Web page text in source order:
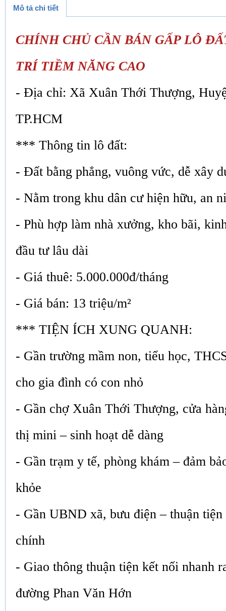
Mô tả chi tiết
CHÍNH CHỦ CẦN BÁN GẤP LÔ
TRÍ TIỀM NĂNG CAO
- Địa chỉ: Xã Xuân Thới Thượng,
TP.HCM
*** Thông tin lô đất:
- Đất bằng phẳng, vuông vức, dễ xây
- Nằm trong khu dân cư hiện hữu, an
- Phù hợp làm nhà xưởng, kho bãi,
đầu tư lâu dài
- Giá thuê: 5.000.000đ/tháng
- Giá bán: 13 triệu/m²
*** TIỆN ÍCH XUNG QUANH:
- Gần trường mầm non, tiểu học,
cho gia đình có con nhỏ
- Gần chợ Xuân Thới Thượng, cửa
thị mini – sinh hoạt dễ dàng
- Gần trạm y tế, phòng khám – đảm
khỏe
- Gần UBND xã, bưu điện – thuận tiện
chính
- Giao thông thuận tiện kết nối nhanh
đường Phan Văn Hớn